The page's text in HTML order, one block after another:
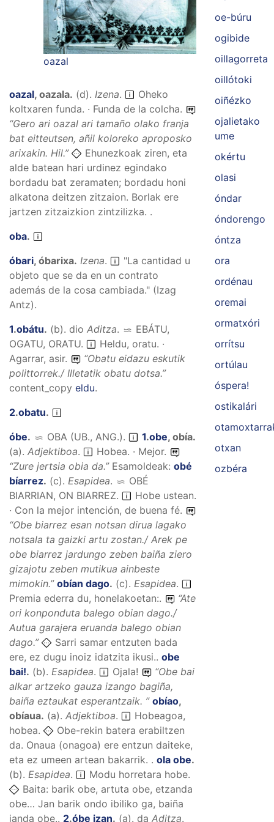
oazal
oazal, oazala. (d). Izena.
Oheko
koltxaren funda. · Funda de la colcha.
“Gero ari oazal ari tamaño olako franja
bat eitteutsen, añil koloreko aproposko
arixakin. Hil.”
Ehunezkoak ziren, eta
alde batean hari urdinez egindako
bordadu bat zeramaten; bordadu honi
alkatona deitzen zitzaion. Borlak ere
jartzen zitzaizkion zintzilizka. .
oba.
óbari, óbarixa. Izena.
"La cantidad u
objeto que se da en un contrato
además de la cosa cambiada." (Izag
Antz).
1.obátu. (b). dio Aditza.
EBÁTU,
OGATU, ORATU.
Heldu, oratu. ·
Agarrar, asir.
“Obatu eidazu eskutik
polittorrek./ Illetatik obatu dotsa.”
content_copy eldu.
2.obatu.
óbe. OBA (UB., ANG.). 1.obe, obía.
(a). Adjektiboa.
Hobea. · Mejor.
“Zure jertsia obia da.” Esamoldeak: obé
bíarrez. (c). Esapidea.
OBÉ
BIARRIAN, ON BIARREZ.
Hobe ustean.
· Con la mejor intención, de buena fé.
“Obe biarrez esan notsan dirua lagako
notsala ta gaizki artu zostan./ Arek pe
obe biarrez jardungo zeben baiña ziero
gizajotu zeben mutikua ainbeste
mimokin.” obían dago. (c). Esapidea.
Premia ederra du, honelakoetan:.
“Ate
ori konponduta balego obian dago./
Autua garajera eruanda balego obian
dago.”
Sarri samar entzuten bada
ere, ez dugu inoiz idatzita ikusi.. obe
bai!. (b). Esapidea. Ojala! “Obe bai
alkar artzeko gauza izango bagiña,
baiña eztaukat esperantzaik. ” obíao,
obíaua. (a). Adjektiboa.
Hobeagoa,
hobea.
Obe-rekin batera erabiltzen
da. Onaua (onagoa) ere entzun daiteke,
eta ez umeen artean bakarrik. . ola obe.
(b). Esapidea.
Modu horretara hobe.
Baita: barik obe, artuta obe, etzanda
obe… Jan barik ondo ibiliko ga, baiña
janda obe.. 2.óbe izan. (a). da Aditza.
oe-búru
ogibide
oillagorreta
oillótoki
oiñézko
ojalietako
ume
okértu
olasi
óndar
óndorengo
óntza
ora
ordénau
oremai
ormatxóri
orrítsu
ortúlau
óspera!
ostikalári
otxan
ozbéra